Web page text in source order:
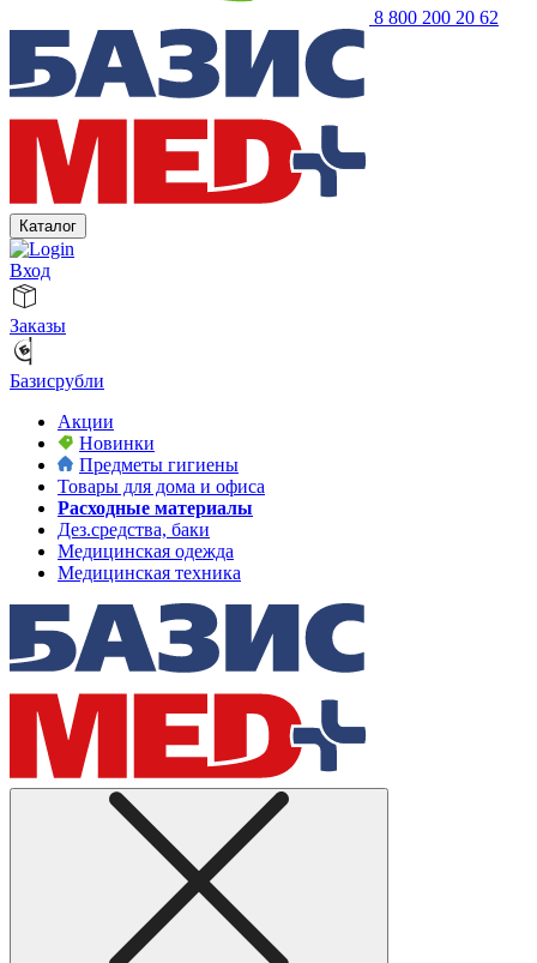
8 800 200 20 62
Каталог
Вход
Заказы
Базисрубли
Акции
Новинки
Предметы гигиены
Товары для дома и офиса
Расходные материалы
Дез.средства, баки
Медицинская одежда
Медицинская техника